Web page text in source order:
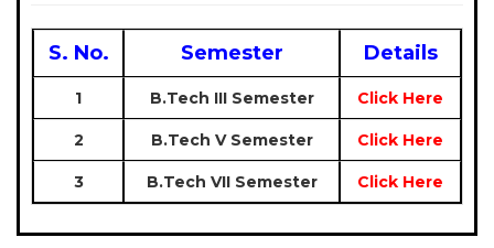
S. No. Semester Details
B.Tech III Semester Click Here
B.Tech V Semester Click Here
B.Tech VII Semester Click Here